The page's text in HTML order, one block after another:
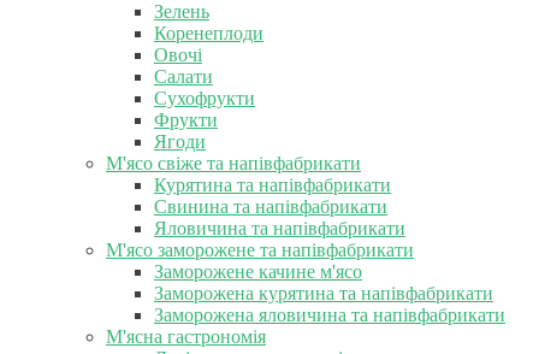
Зелень
Коренеплоди
Овочі
Салати
Сухофрукти
Фрукти
Ягоди
М'ясо свіже та напівфабрикати
Курятина та напівфабрикати
Свинина та напівфабрикати
Яловичина та напівфабрикати
М'ясо заморожене та напівфабрикати
Заморожене качине м'ясо
Заморожена курятина та напівфабрикати
Заморожена яловичина та напівфабрикати
М'ясна гастрономія